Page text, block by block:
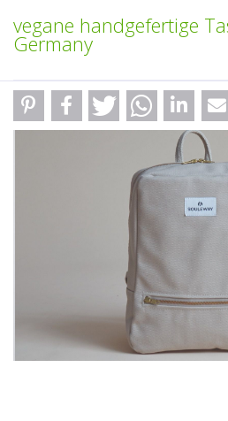
vegane handgefertige
Germany